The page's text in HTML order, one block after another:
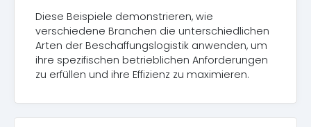
Diese Beispiele demonstrieren, wie
verschiedene Branchen die unterschiedlichen
Arten der Beschaffungslogistik anwenden, um
ihre spezifischen betrieblichen Anforderungen
zu erfüllen und ihre Effizienz zu maximieren.